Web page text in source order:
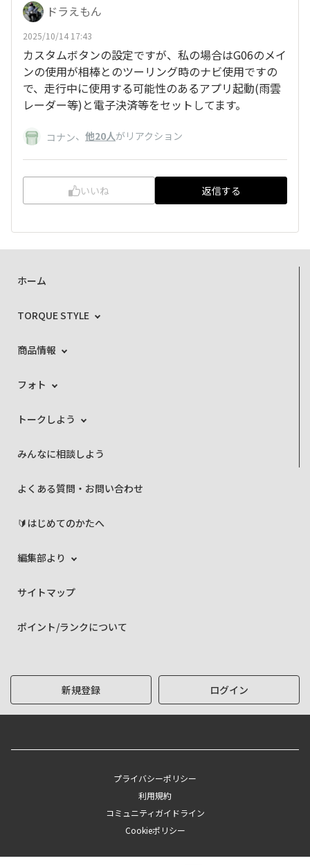
ドラえもん
2025/10/14 17:43
カスタムボタンの設定ですが、私の場合はG06のメイ
ンの使用が相棒とのツーリング時のナビ使用ですの
で、走行中に使用する可能性のあるアプリ起動(雨雲
レーダー等)と電子決済等をセットしてます。
コナン、 他20人がリアクション
いいね 返信する
ホーム
TORQUE STYLE
商品情報
フォト
トークしよう
みんなに相談しよう
よくある質問・お問い合わせ
🔰はじめてのかたへ
編集部より
サイトマップ
ポイント/ランクについて
新規登録 ログイン
プライバシーポリシー
利用規約
コミュニティガイドライン
Cookieポリシー